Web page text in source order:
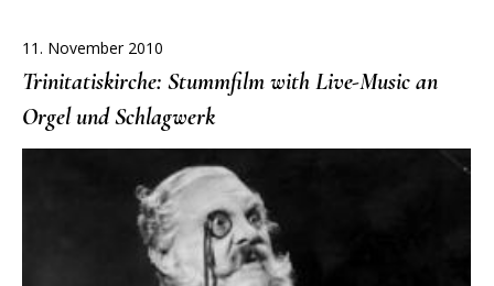
11. November 2010
Trinitatiskirche: Stummfilm with Live-Music an
Orgel und Schlagwerk